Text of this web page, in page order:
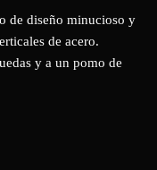
de diseño minucioso y
de acero.
y a un pomo de